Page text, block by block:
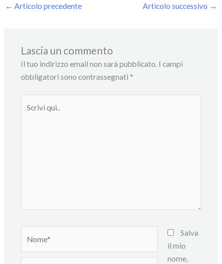
← Articolo precedente Articolo successivo →
Lascia un commento
Il tuo indirizzo email non sarà pubblicato. I campi
obbligatori sono contrassegnati *
qui..
Salva
il mio
nome,